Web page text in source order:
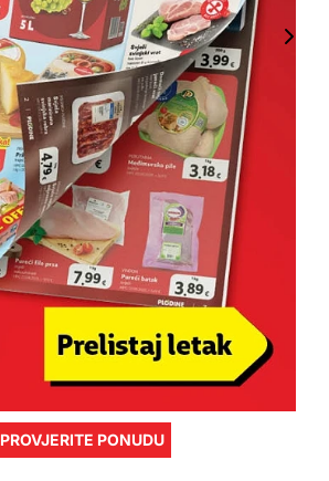
PROVJERITE PONUDU